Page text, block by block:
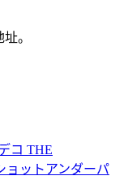
。
コ THE
ョットアンダーパ